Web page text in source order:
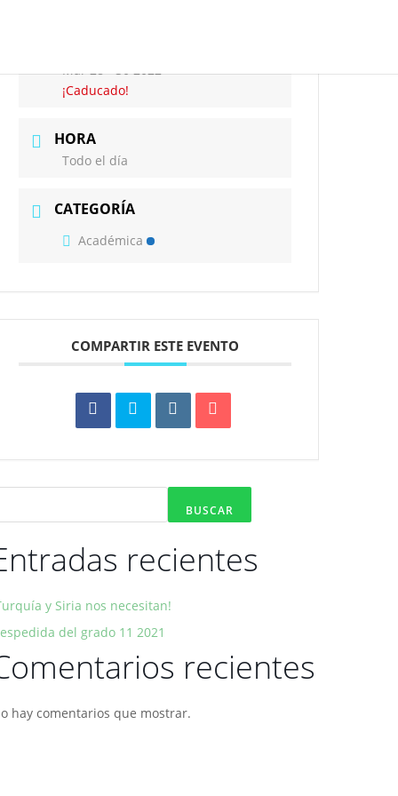
¡Caducado!
HORA
Todo el día
CATEGORÍA
Académica
COMPARTIR ESTE EVENTO
BUSCAR
recientes
y Siria nos necesitan!
del grado 11 2021
recientes
hay comentarios que mostrar.